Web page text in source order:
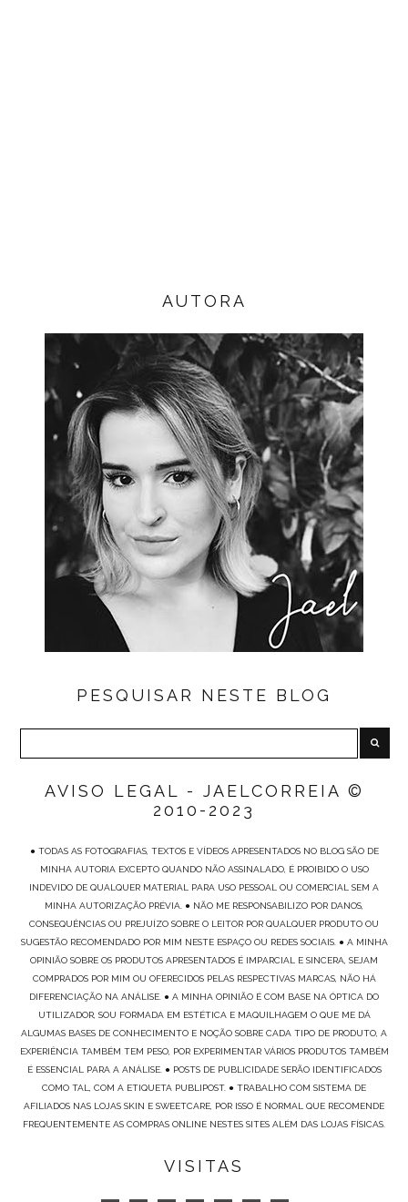
AUTORA
PESQUISAR NESTE BLOG
AVISO LEGAL - JAELCORREIA ©
2010-2023
● TODAS AS FOTOGRAFIAS, TEXTOS E VÍDEOS APRESENTADOS NO BLOG SÃO DE
MINHA AUTORIA EXCEPTO QUANDO NÃO ASSINALADO, É PROIBIDO O USO
INDEVIDO DE QUALQUER MATERIAL PARA USO PESSOAL OU COMERCIAL SEM A
MINHA AUTORIZAÇÃO PRÉVIA. ● NÃO ME RESPONSABILIZO POR DANOS,
CONSEQUÊNCIAS OU PREJUÍZO SOBRE O LEITOR POR QUALQUER PRODUTO OU
SUGESTÃO RECOMENDADO POR MIM NESTE ESPAÇO OU REDES SOCIAIS. ● A MINHA
OPINIÃO SOBRE OS PRODUTOS APRESENTADOS É IMPARCIAL E SINCERA, SEJAM
COMPRADOS POR MIM OU OFERECIDOS PELAS RESPECTIVAS MARCAS, NÃO HÁ
DIFERENCIAÇÃO NA ANÁLISE. ● A MINHA OPINIÃO É COM BASE NA ÓPTICA DO
UTILIZADOR, SOU FORMADA EM ESTÉTICA E MAQUILHAGEM O QUE ME DÁ
ALGUMAS BASES DE CONHECIMENTO E NOÇÃO SOBRE CADA TIPO DE PRODUTO, A
EXPERIÊNCIA TAMBÉM TEM PESO, POR EXPERIMENTAR VÁRIOS PRODUTOS TAMBÉM
É ESSENCIAL PARA A ANÁLISE. ● POSTS DE PUBLICIDADE SERÃO IDENTIFICADOS
COMO TAL, COM A ETIQUETA PUBLIPOST. ● TRABALHO COM SISTEMA DE
AFILIADOS NAS LOJAS SKIN E SWEETCARE, POR ISSO É NORMAL QUE RECOMENDE
FREQUENTEMENTE AS COMPRAS ONLINE NESTES SITES ALÉM DAS LOJAS FÍSICAS.
VISITAS